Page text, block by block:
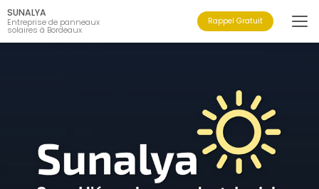
Aller
au
contenu
principal
SUNALYA
Entreprise de panneaux
solaires à Bordeaux
Rappel Gratuit